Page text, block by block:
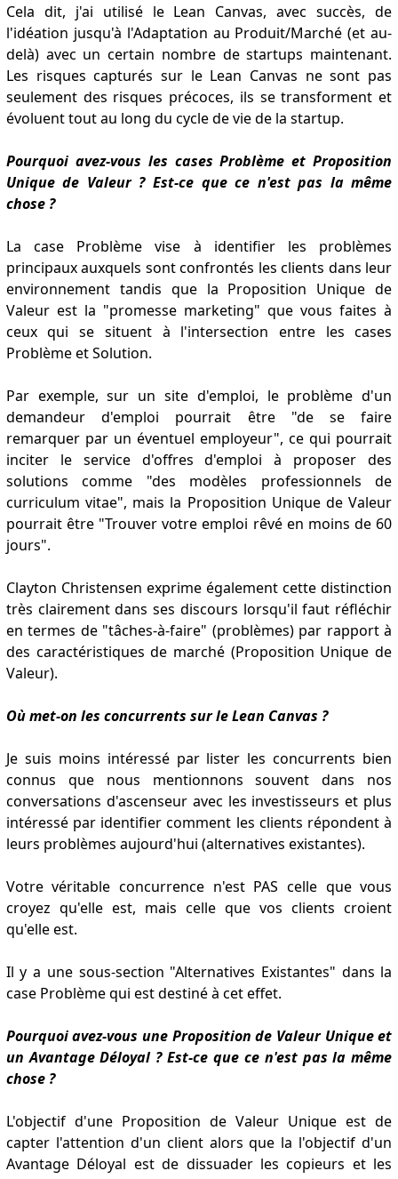
Cela dit, j'ai utilisé le Lean Canvas, avec succès, de
l'idéation jusqu'à l'Adaptation au Produit/Marché (et au-
delà) avec un certain nombre de startups maintenant.
Les risques capturés sur le Lean Canvas ne sont pas
seulement des risques précoces, ils se transforment et
évoluent tout au long du cycle de vie de la startup.
Pourquoi avez-vous les cases Problème et Proposition
Unique de Valeur ? Est-ce que ce n'est pas la même
chose ?
La case Problème vise à identifier les problèmes
principaux auxquels sont confrontés les clients dans leur
environnement tandis que la Proposition Unique de
Valeur est la "promesse marketing" que vous faites à
ceux qui se situent à l'intersection entre les cases
Problème et Solution.
Par exemple, sur un site d'emploi, le problème d'un
demandeur d'emploi pourrait être "de se faire
remarquer par un éventuel employeur", ce qui pourrait
inciter le service d'offres d'emploi à proposer des
solutions comme "des modèles professionnels de
curriculum vitae", mais la Proposition Unique de Valeur
pourrait être "Trouver votre emploi rêvé en moins de 60
jours".
Clayton Christensen exprime également cette distinction
très clairement dans ses discours lorsqu'il faut réfléchir
en termes de "tâches-à-faire" (problèmes) par rapport à
des caractéristiques de marché (Proposition Unique de
Valeur).
Où met-on les concurrents sur le Lean Canvas ?
Je suis moins intéressé par lister les concurrents bien
connus que nous mentionnons souvent dans nos
conversations d'ascenseur avec les investisseurs et plus
intéressé par identifier comment les clients répondent à
leurs problèmes aujourd'hui (alternatives existantes).
Votre véritable concurrence n'est PAS celle que vous
croyez qu'elle est, mais celle que vos clients croient
qu'elle est.
Il y a une sous-section "Alternatives Existantes" dans la
case Problème qui est destiné à cet effet.
Pourquoi avez-vous une Proposition de Valeur Unique et
un Avantage Déloyal ? Est-ce que ce n'est pas la même
chose ?
L'objectif d'une Proposition de Valeur Unique est de
capter l'attention d'un client alors que la l'objectif d'un
Avantage Déloyal est de dissuader les copieurs et les